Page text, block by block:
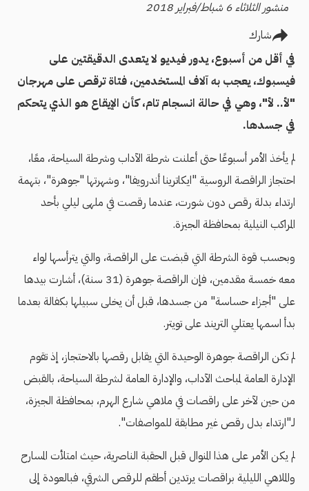
منشور الثلاثاء 6 شباط/فبراير 2018
شارك
في أقل من أسبوع، يدور فيديو لا يتعدى الدقيقتين على
فيسبوك، يعجب به آلاف المستخدمين، فتاة ترقص على مهرجان
"لأ.. لأ"، وهي في حالة انسجام تام، كأن الإيقاع هو الذي يتحكم
في جسدها.
لم يأخذ الأمر أسبوعًا حتى أعلنت شرطة الآداب وشرطة السياحة، معًا،
احتجاز الراقصة الروسية "ايكاترينا أندرويفا"، وشهرتها "جوهرة"، بتهمة
ارتداء بدلة رقص دون شورت، عندما رقصت في ملهى ليلي بأحد
المراكب النيلية بمحافظة الجيزة.
وبحسب قوة الشرطة التي قبضت على الراقصة، والتي يترأسها لواء
معه خمسة مقدمين، فإن الراقصة جوهرة (31 سنة)، أشارت بيدها
على "أجزاء حساسة" من جسدها، قبل أن يخلى سبيلها بكفالة بعدما
بدأ اسمها يعتلي التريند على تويتر.
لم تكن الراقصة جوهرة الوحيدة التي يقابل رقصها بالاحتجاز، إذ تقوم
الإدارة العامة لمباحث الآداب، والإدارة العامة لشرطة السياحة، بالقبض
من حين لآخر على راقصات في ملاهي شارع الهرم، بمحافظة الجيزة،
لـ"ارتداء بدل رقص غير مطابقة للمواصفات".
لم يكن الأمر على هذا المنوال قبل الحقبة الناصرية، حيث امتلأت المسارح
والملاهي الليلية براقصات يرتدين أطقم للرقص الشرقي، فبالعودة إلى